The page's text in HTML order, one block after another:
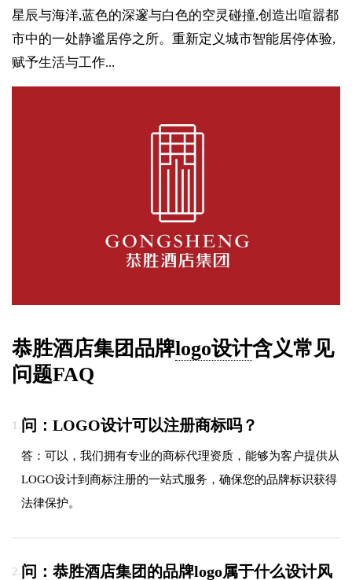
星辰与海洋,蓝色的深邃与白色的空灵碰撞,创造出喧嚣都
市中的一处静谧居停之所。重新定义城市智能居停体验,
赋予生活与工作...
恭胜酒店集团品牌logo设计含义常见
问题FAQ
1.问：LOGO设计可以注册商标吗？
答：可以，我们拥有专业的商标代理资质，能够为客户提供从
LOGO设计到商标注册的一站式服务，确保您的品牌标识获得
法律保护。
2.问：恭胜酒店集团的品牌logo属于什么设计风